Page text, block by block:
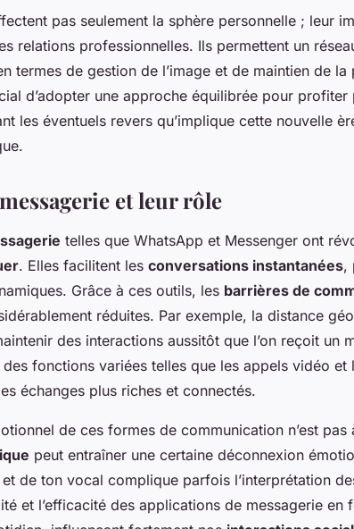
pas seulement la sphère personnelle ; leur
relations professionnelles. Ils permettent un
termes de gestion de l’image et de maintien de
d’adopter une approche équilibrée pour profiter
les éventuels revers qu’implique cette nouvelle
et leur rôle
telles que WhatsApp et Messenger ont
. Elles facilitent les conversations instantanées,
Grâce à ces outils, les barrières de
réduites. Par exemple, la distance
des interactions aussitôt que l’on reçoit un
fonctions variées telles que les appels vidéo et
échanges plus riches et connectés.
de ces formes de communication n’est pas
peut entraîner une certaine déconnexion
de ton vocal complique parfois l’interprétation
et l’efficacité des applications de messagerie en